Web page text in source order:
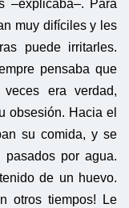
–explicaba–. Para
muy difíciles y les
puede irritarles.
pensaba que
era verdad,
obsesión. Hacia el
su comida, y se
por agua.
de un huevo.
otros tiempos! Le